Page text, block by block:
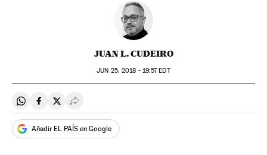
JUAN L. CUDEIRO
JUN 25, 2018 - 19:57EDT
Compartir en Whatsapp
Compartir en Facebook
Compartir en Twitter
Desplegar Redes Sociales
Añadir EL PAÍS en Google